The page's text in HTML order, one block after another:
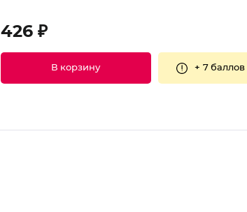
426 ₽
В корзину + 7 баллов